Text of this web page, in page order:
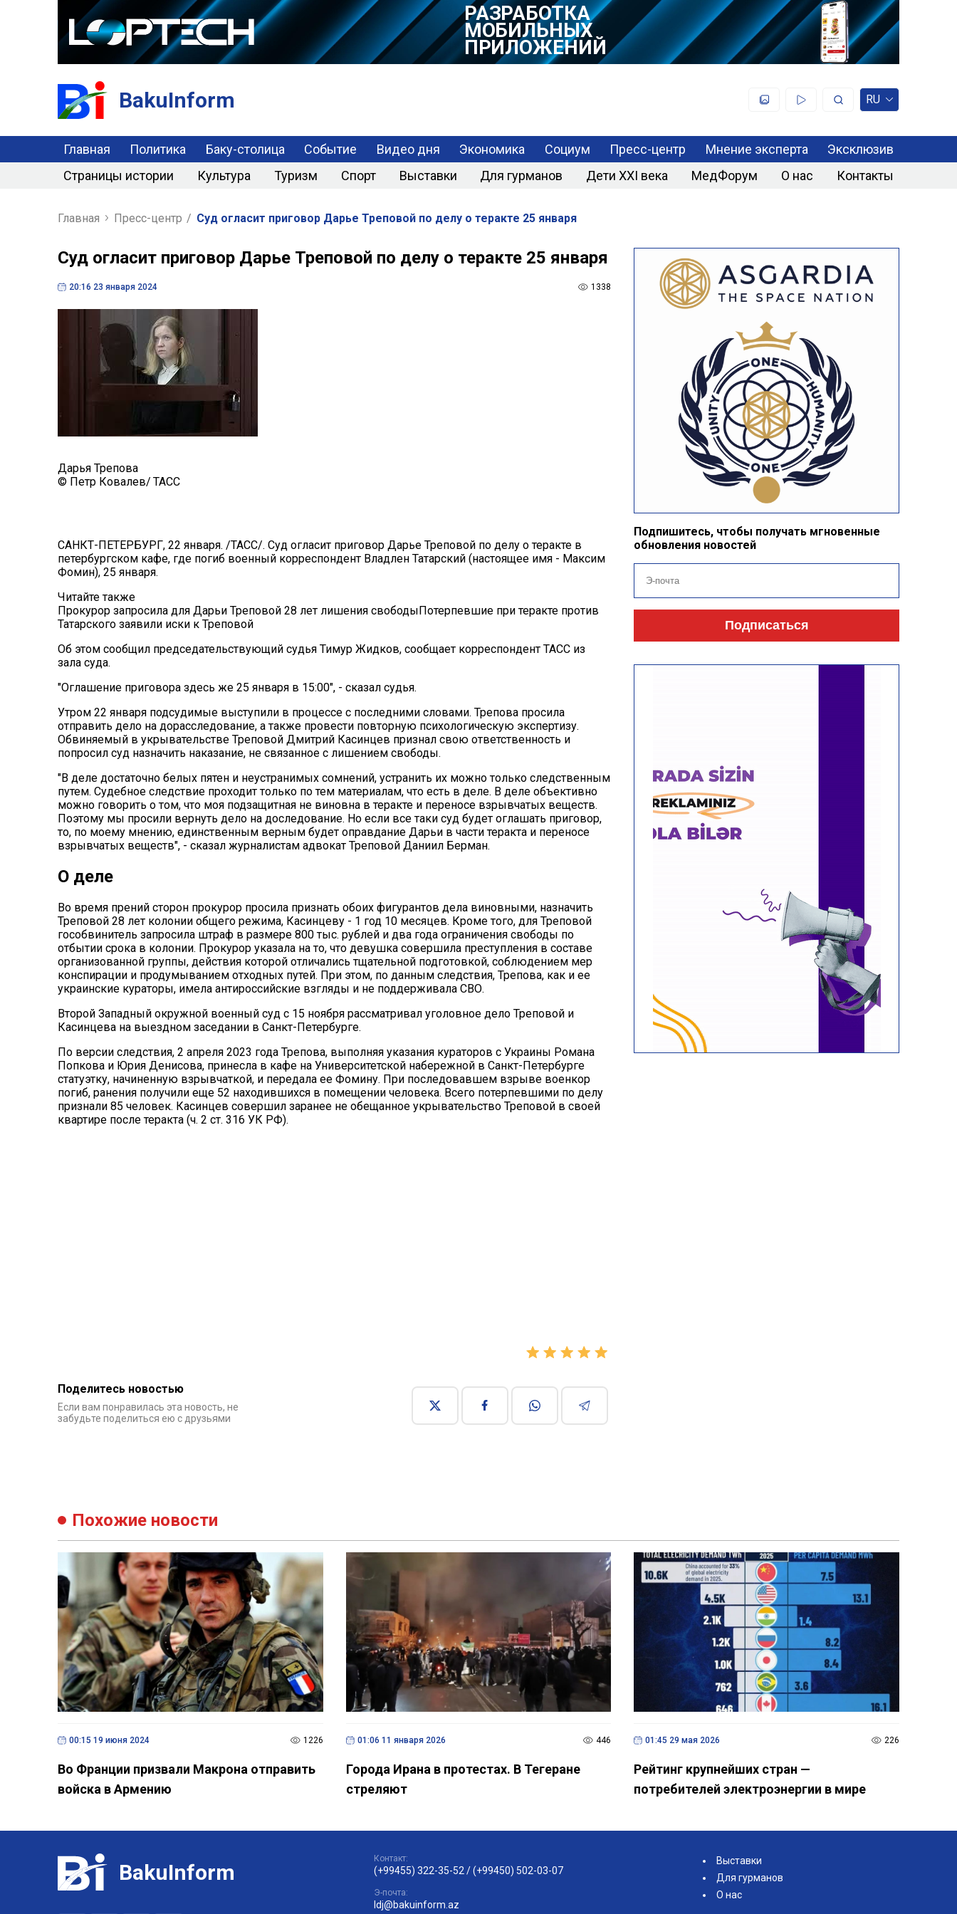
РАЗРАБОТКА
МОБИЛЬНЫХ
ПРИЛОЖЕНИЙ
BakuInform RU
Главная Политика Баку-столица Событие Видео дня Экономика Социум Пресс-центр Мнение эксперта
Эксклюзив
Страницы истории
Культура Туризм Спорт Выставки Для гурманов Дети XXI века МедФорум О нас Контакты
Главная Пресс-центр / Суд огласит приговор Дарье Треповой по делу о теракте 25 января
Суд огласит приговор Дарье Треповой по делу о теракте 25 января
20:16 23 января 2024 1338
Дарья Трепова
© Петр Ковалев/ ТАСС
САНКТ-ПЕТЕРБУРГ, 22 января. /ТАСС/. Суд огласит приговор Дарье Треповой по делу о теракте в
петербургском кафе, где погиб военный корреспондент Владлен Татарский (настоящее имя - Максим
Фомин), 25 января.
Читайте также
Прокурор запросила для Дарьи Треповой 28 лет лишения свободыПотерпевшие при теракте против
Татарского заявили иски к Треповой
Об этом сообщил председательствующий судья Тимур Жидков, сообщает корреспондент ТАСС из
зала суда.
"Оглашение приговора здесь же 25 января в 15:00", - сказал судья.
Утром 22 января подсудимые выступили в процессе с последними словами. Трепова просила
отправить дело на дорасследование, а также провести повторную психологическую экспертизу.
Обвиняемый в укрывательстве Треповой Дмитрий Касинцев признал свою ответственность и
попросил суд назначить наказание, не связанное с лишением свободы.
"В деле достаточно белых пятен и неустранимых сомнений, устранить их можно только следственным
путем. Судебное следствие проходит только по тем материалам, что есть в деле. В деле объективно
можно говорить о том, что моя подзащитная не виновна в теракте и переносе взрывчатых веществ.
Поэтому мы просили вернуть дело на доследование. Но если все таки суд будет оглашать приговор,
то, по моему мнению, единственным верным будет оправдание Дарьи в части теракта и переносе
взрывчатых веществ", - сказал журналистам адвокат Треповой Даниил Берман.
О деле
Во время прений сторон прокурор просила признать обоих фигурантов дела виновными, назначить
Треповой 28 лет колонии общего режима, Касинцеву - 1 год 10 месяцев. Кроме того, для Треповой
гособвинитель запросила штраф в размере 800 тыс. рублей и два года ограничения свободы по
отбытии срока в колонии. Прокурор указала на то, что девушка совершила преступления в составе
организованной группы, действия которой отличались тщательной подготовкой, соблюдением мер
конспирации и продумыванием отходных путей. При этом, по данным следствия, Трепова, как и ее
украинские кураторы, имела антироссийские взгляды и не поддерживала СВО.
Второй Западный окружной военный суд с 15 ноября рассматривал уголовное дело Треповой и
Касинцева на выездном заседании в Санкт-Петербурге.
По версии следствия, 2 апреля 2023 года Трепова, выполняя указания кураторов с Украины Романа
Попкова и Юрия Денисова, принесла в кафе на Университетской набережной в Санкт-Петербурге
статуэтку, начиненную взрывчаткой, и передала ее Фомину. При последовавшем взрыве военкор
погиб, ранения получили еще 52 находившихся в помещении человека. Всего потерпевшими по делу
признали 85 человек. Касинцев совершил заранее не обещанное укрывательство Треповой в своей
квартире после теракта (ч. 2 ст. 316 УК РФ).
Поделитесь новостью
Если вам понравилась эта новость, не
забудьте поделиться ею с друзьями
Подпишитесь, чтобы получать мгновенные
обновления новостей
Подписаться
Похожие новости
00:15 19 июня 2024 1226
Во Франции призвали Макрона отправить
войска в Армению
01:06 11 января 2026 446
Города Ирана в протестах. В Тегеране
стреляют
01:45 29 мая 2026 226
Рейтинг крупнейших стран —
потребителей электроэнергии в мире
BakuInform
Контакт:
(+99455) 322-35-52 /(+99450) 502-03-07
Э-почта:
ldj@bakuinform.az
Выставки
Для гурманов
О нас